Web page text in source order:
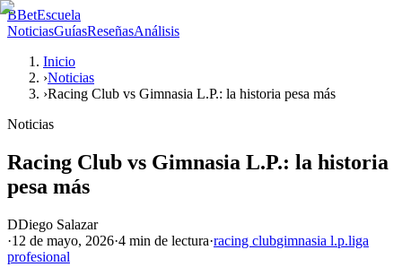
BBetEscuela
NoticiasGuíasReseñasAnálisis
Inicio
›Noticias
›Racing Club vs Gimnasia L.P.: la historia pesa más
Noticias
Racing Club vs Gimnasia L.P.: la historia
pesa más
DDiego Salazar
·12 de mayo, 2026·4 min de lectura·racing clubgimnasia l.p.liga
profesional